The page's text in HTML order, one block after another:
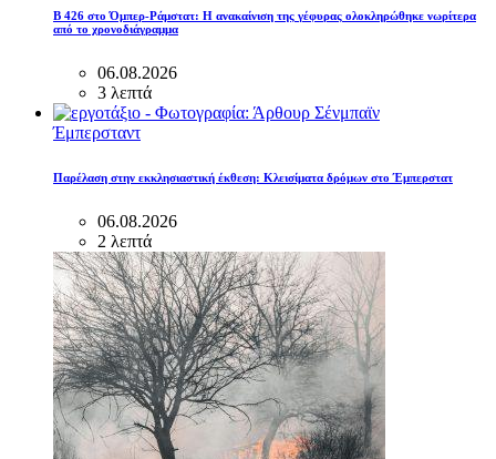
B 426 στο Όμπερ-Ράμστατ: Η ανακαίνιση της γέφυρας ολοκληρώθηκε νωρίτερα
από το χρονοδιάγραμμα
06.08.2026
3 λεπτά
Έμπερσταντ
Παρέλαση στην εκκλησιαστική έκθεση: Κλεισίματα δρόμων στο Έμπερστατ
06.08.2026
2 λεπτά